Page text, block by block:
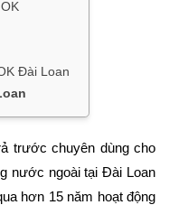
Đài Loan
trước chuyên dùng cho
nước ngoài tại Đài Loan
hơn 15 năm hoạt động